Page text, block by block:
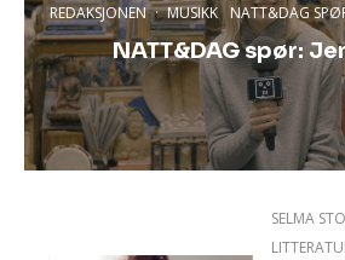
REDAKSJONEN · MUSIKK NATT&DAG
NATT&DAG spør:
SELMA